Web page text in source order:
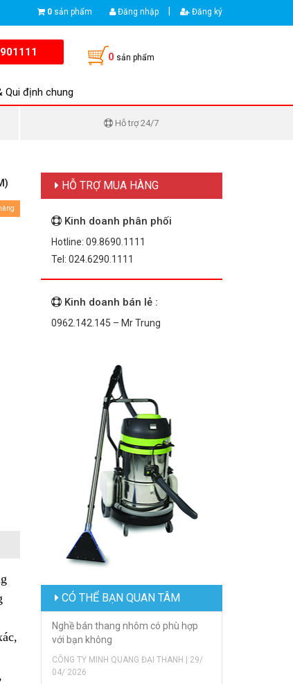
0 sản phẩm Đăng nhập Đăng ký
0 sản phẩm
Qui định chung
Hỗ trợ 24/7
HỖ TRỢ MUA HÀNG
Kinh doanh phân phối
Hotline: 09.8690.1111
Tel: 024.6290.1111
Kinh doanh bán lẻ :
0962.142.145 – Mr Trung
CÓ THỂ BẠN QUAN TÂM
Nghề bán thang nhôm có phù hợp
với bạn không
CÔNG TY MINH QUANG ĐẠI THANH | 29/
04/ 2026